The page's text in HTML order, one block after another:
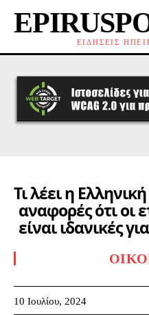
ΕΙΔΗΣΕΙΣ
Τι λέει η
αναφορές ότι οι
είναι ιδανικές
10 Ιουλίου, 2024